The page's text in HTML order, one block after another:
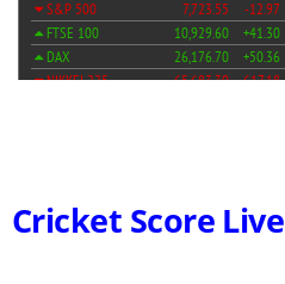
Cricket Score Live